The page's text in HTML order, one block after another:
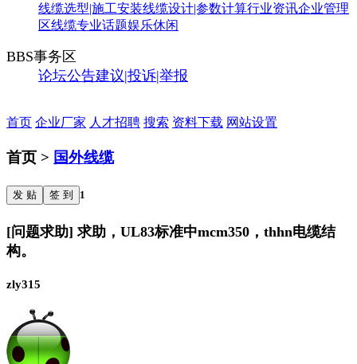
线缆选型|施工安装线缆设计|参数计算行业资讯企业管理
区线缆专业话题娱乐休闲
BBS事务区
论坛公告建议|投诉|举报
首页 企业厂家 人才招聘 搜索 资料下载 网站设置
首页 > 国外线缆
发 贴 签 到 1
[问题求助] 求助，UL83标准中mcm350，thhn电缆结
构。
zly315